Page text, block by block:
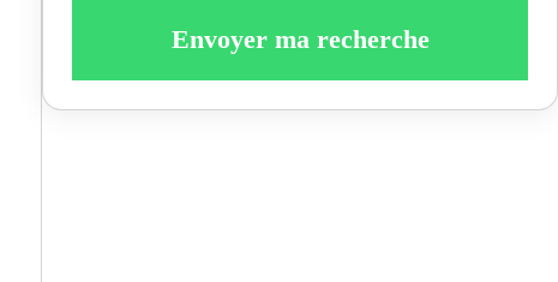
Envoyer ma recherche